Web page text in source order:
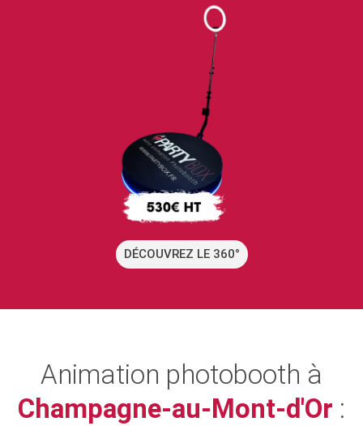
DÉCOUVREZ LE 360°
Animation photobooth à
Champagne-au-Mont-d'Or :